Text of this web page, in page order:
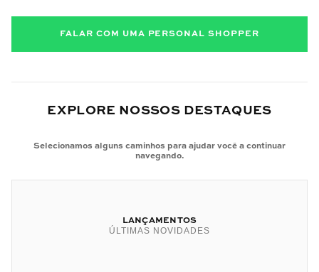
FALAR COM UMA PERSONAL SHOPPER
EXPLORE NOSSOS DESTAQUES
Selecionamos alguns caminhos para ajudar você a continuar
navegando.
LANÇAMENTOS
ÚLTIMAS NOVIDADES